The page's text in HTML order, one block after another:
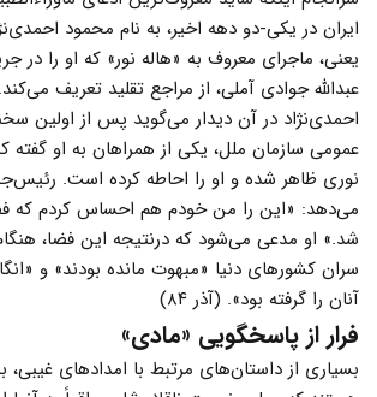
ایران در یکی-دو دهه اخیر، به نام محمود
یعنی، ماجرای معروف به «هاله نور» که او را در
عبدالله جوادی آملی، از مراجع تقلید تعریف می‌کند.
احمدی‌نژاد در آن دیدار می‌گوید پس از اولین
عمومی سازمان ملل، یکی از همراهان به او گفته
نوری ظاهر شده و او را احاطه کرده است.
می‌دهد: «این را من خودم هم احساس کردم که
شد.» او مدعی می‌شود که درنتیجه این فضا،
سران کشورهای دنیا «مبهوت مانده بودند» و
آنان را گرفته بود». (آذر ۸۴)
فرار از پاسخگویی «مادی»
بسیاری از داستان‌های مرتبط با امدادهای